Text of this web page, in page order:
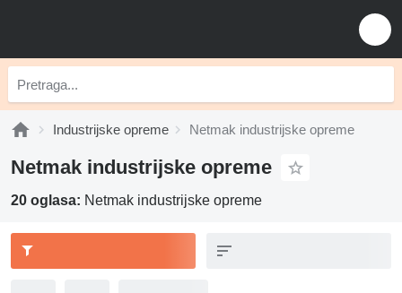
Industrijske opreme Netmak industrijske opreme
Netmak industrijske opreme
20 oglasa: Netmak industrijske opreme